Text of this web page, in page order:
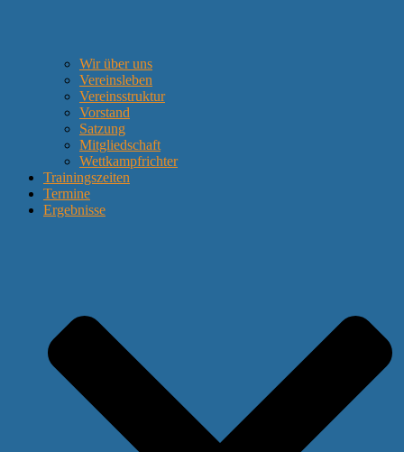
Wir über uns
Vereinsleben
Vereinsstruktur
Vorstand
Satzung
Mitgliedschaft
Wettkampfrichter
Trainingszeiten
Termine
Ergebnisse